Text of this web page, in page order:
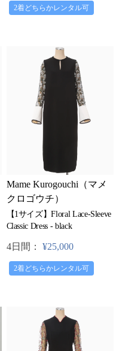
2着どちらかレンタル可
Mame Kurogouchi（マメ
クロゴウチ）
【1サイズ】Floral Lace-Sleeve
Classic Dress - black
4日間： ¥25,000
2着どちらかレンタル可